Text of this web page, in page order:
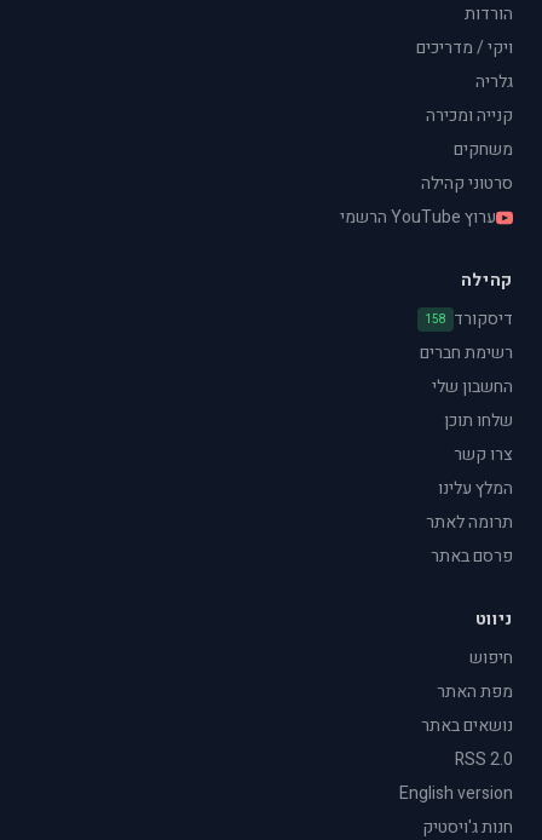
הורדות
ויקי / מדריכים
גלריה
קנייה ומכירה
משחקים
סרטוני קהילה
ערוץ YouTube הרשמי
קהילה
דיסקורד 158
רשימת חברים
החשבון שלי
שלחו תוכן
צרו קשר
המלץ עלינו
תרומה לאתר
פרסם באתר
ניווט
חיפוש
מפת האתר
נושאים באתר
RSS 2.0
English version
חנות ג'ויסטיק